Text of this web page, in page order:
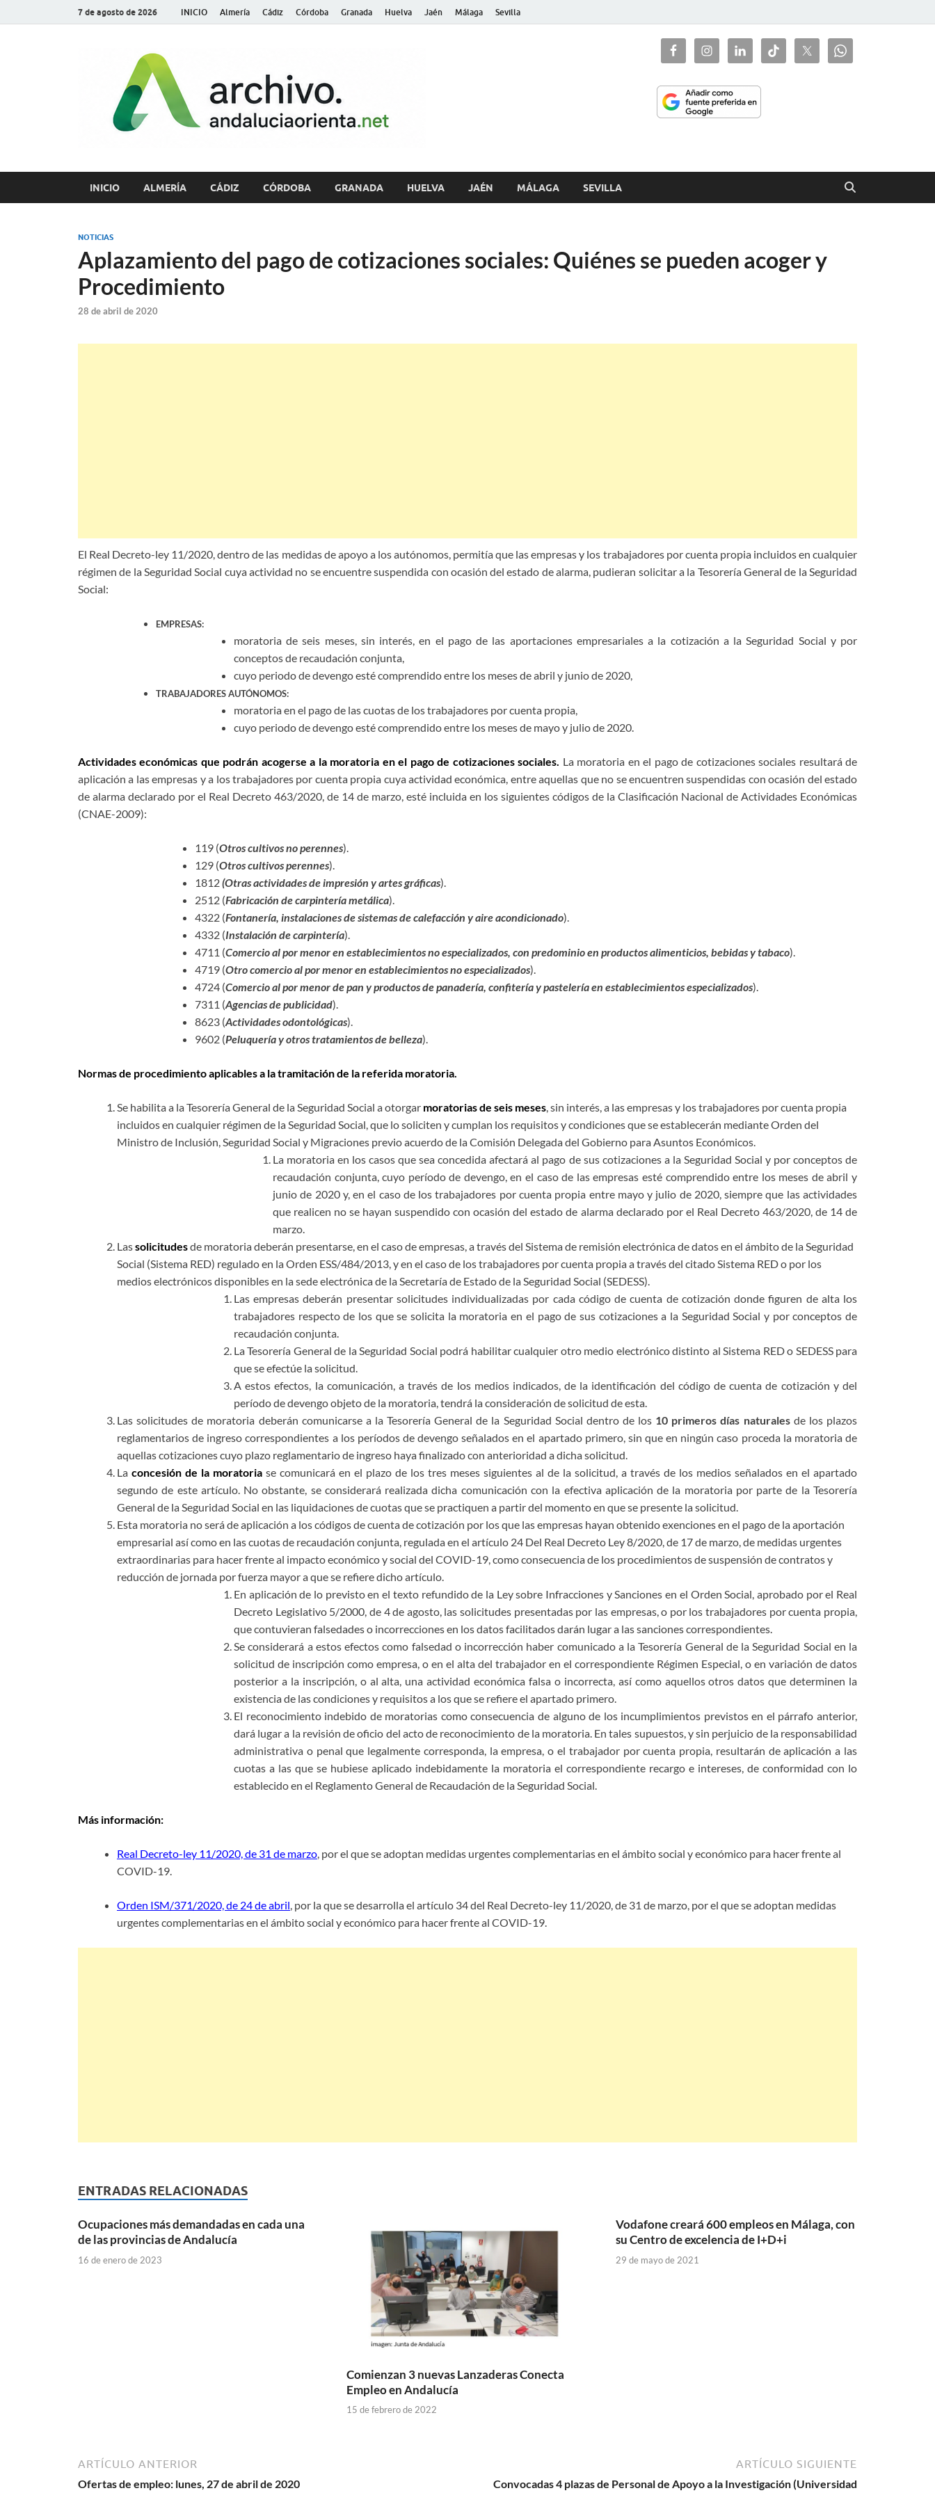
7 de agosto de 2026 INICIO Almería Cádiz Córdoba Granada Huelva Jaén Málaga Sevilla
archivo.andaluciaorienta
INICIO ALMERÍA CÁDIZ CÓRDOBA GRANADA HUELVA JAÉN MÁLAGA SEVILLA
NOTICIAS
Aplazamiento del pago de cotizaciones sociales: Quiénes se pueden acoger y
Procedimiento
28 de abril de 2020
El Real Decreto-ley 11/2020, dentro de las medidas de apoyo a los autónomos, permitía que las empresas y los trabajadores por cuenta propia incluidos en cualquier
régimen de la Seguridad Social cuya actividad no se encuentre suspendida con ocasión del estado de alarma, pudieran solicitar a la Tesorería General de la Seguridad
Social:
EMPRESAS:
moratoria de seis meses, sin interés, en el pago de las aportaciones empresariales a la cotización a la Seguridad Social y por
conceptos de recaudación conjunta,
cuyo periodo de devengo esté comprendido entre los meses de abril y junio de 2020,
TRABAJADORES AUTÓNOMOS:
moratoria en el pago de las cuotas de los trabajadores por cuenta propia,
cuyo periodo de devengo esté comprendido entre los meses de mayo y julio de 2020.
Actividades económicas que podrán acogerse a la moratoria en el pago de cotizaciones sociales. La moratoria en el pago de cotizaciones sociales resultará de
aplicación a las empresas y a los trabajadores por cuenta propia cuya actividad económica, entre aquellas que no se encuentren suspendidas con ocasión del estado
de alarma declarado por el Real Decreto 463/2020, de 14 de marzo, esté incluida en los siguientes códigos de la Clasificación Nacional de Actividades Económicas
(CNAE-2009):
119 (Otros cultivos no perennes).
129 (Otros cultivos perennes).
1812(Otras actividades de impresión y artes gráficas).
2512 (Fabricación de carpintería metálica).
4322 (Fontanería, instalaciones de sistemas de calefacción y aire acondicionado).
4332 (Instalación de carpintería).
4711 (Comercio al por menor en establecimientos no especializados, con predominio en productos alimenticios, bebidas y tabaco).
4719 (Otro comercio al por menor en establecimientos no especializados).
4724 (Comercio al por menor de pan y productos de panadería, confitería y pastelería en establecimientos especializados).
7311 (Agencias de publicidad).
8623 (Actividades odontológicas).
9602 (Peluquería y otros tratamientos de belleza).
Normas de procedimiento aplicables a la tramitación de la referida moratoria.
Se habilita a la Tesorería General de la Seguridad Social a otorgar moratorias de seis meses, sin interés, a las empresas y los trabajadores por cuenta propia
incluidos en cualquier régimen de la Seguridad Social, que lo soliciten y cumplan los requisitos y condiciones que se establecerán mediante Orden del
Ministro de Inclusión, Seguridad Social y Migraciones previo acuerdo de la Comisión Delegada del Gobierno para Asuntos Económicos.
La moratoria en los casos que sea concedida afectará al pago de sus cotizaciones a la Seguridad Social y por conceptos de
recaudación conjunta, cuyo período de devengo, en el caso de las empresas esté comprendido entre los meses de abril y
junio de 2020 y, en el caso de los trabajadores por cuenta propia entre mayo y julio de 2020, siempre que las actividades
que realicen no se hayan suspendido con ocasión del estado de alarma declarado por el Real Decreto 463/2020, de 14 de
marzo.
Lassolicitudesde moratoria deberán presentarse, en el caso de empresas, a través del Sistema de remisión electrónica de datos en el ámbito de la Seguridad
Social (Sistema RED) regulado en la Orden ESS/484/2013, y en el caso de los trabajadores por cuenta propia a través del citado Sistema RED o por los
medios electrónicos disponibles en la sede electrónica de la Secretaría de Estado de la Seguridad Social (SEDESS).
Las empresas deberán presentar solicitudes individualizadas por cada código de cuenta de cotización donde figuren de alta los
trabajadores respecto de los que se solicita la moratoria en el pago de sus cotizaciones a la Seguridad Social y por conceptos de
recaudación conjunta.
La Tesorería General de la Seguridad Social podrá habilitar cualquier otro medio electrónico distinto al Sistema RED o SEDESS para
que se efectúe la solicitud.
A estos efectos, la comunicación, a través de los medios indicados, de la identificación del código de cuenta de cotización y del
período de devengo objeto de la moratoria, tendrá la consideración de solicitud de esta.
Las solicitudes de moratoria deberán comunicarse a la Tesorería General de la Seguridad Social dentro de los 10 primeros días naturalesde los plazos
reglamentarios de ingreso correspondientes a los períodos de devengo señalados en el apartado primero, sin que en ningún caso proceda la moratoria de
aquellas cotizaciones cuyo plazo reglamentario de ingreso haya finalizado con anterioridad a dicha solicitud.
La concesión de la moratoria se comunicará en el plazo de los tres meses siguientes al de la solicitud, a través de los medios señalados en el apartado
segundo de este artículo. No obstante, se considerará realizada dicha comunicación con la efectiva aplicación de la moratoria por parte de la Tesorería
General de la Seguridad Social en las liquidaciones de cuotas que se practiquen a partir del momento en que se presente la solicitud.
Esta moratoria no será de aplicación a los códigos de cuenta de cotización por los que las empresas hayan obtenido exenciones en el pago de la aportación
empresarial así como en las cuotas de recaudación conjunta, regulada en el artículo 24 Del Real Decreto Ley 8/2020, de 17 de marzo, de medidas urgentes
extraordinarias para hacer frente al impacto económico y social del COVID-19, como consecuencia de los procedimientos de suspensión de contratos y
reducción de jornada por fuerza mayor a que se refiere dicho artículo.
En aplicación de lo previsto en el texto refundido de la Ley sobre Infracciones y Sanciones en el Orden Social, aprobado por el Real
Decreto Legislativo 5/2000, de 4 de agosto, las solicitudes presentadas por las empresas, o por los trabajadores por cuenta propia,
que contuvieran falsedades o incorrecciones en los datos facilitados darán lugar a las sanciones correspondientes.
Se considerará a estos efectos como falsedad o incorrección haber comunicado a la Tesorería General de la Seguridad Social en la
solicitud de inscripción como empresa, o en el alta del trabajador en el correspondiente Régimen Especial, o en variación de datos
posterior a la inscripción, o al alta, una actividad económica falsa o incorrecta, así como aquellos otros datos que determinen la
existencia de las condiciones y requisitos a los que se refiere el apartado primero.
El reconocimiento indebido de moratorias como consecuencia de alguno de los incumplimientos previstos en el párrafo anterior,
dará lugar a la revisión de oficio del acto de reconocimiento de la moratoria. En tales supuestos, y sin perjuicio de la responsabilidad
administrativa o penal que legalmente corresponda, la empresa, o el trabajador por cuenta propia, resultarán de aplicación a las
cuotas a las que se hubiese aplicado indebidamente la moratoria el correspondiente recargo e intereses, de conformidad con lo
establecido en el Reglamento General de Recaudación de la Seguridad Social.
Más información:
Real Decreto-ley 11/2020, de 31 de marzo, por el que se adoptan medidas urgentes complementarias en el ámbito social y económico para hacer frente al
COVID-19.
Orden ISM/371/2020, de 24 de abril, por la que se desarrolla el artículo 34 del Real Decreto-ley 11/2020, de 31 de marzo, por el que se adoptan medidas
urgentes complementarias en el ámbito social y económico para hacer frente al COVID-19.
ENTRADAS RELACIONADAS
Ocupaciones más demandadas en cada una
de las provincias de Andalucía
16 de enero de 2023
Comienzan 3 nuevas Lanzaderas Conecta
Empleo en Andalucía
15 de febrero de 2022
Vodafone creará 600 empleos en Málaga, con
su Centro de excelencia de I+D+i
29 de mayo de 2021
ARTÍCULO ANTERIOR
Ofertas de empleo: lunes, 27 de abril de 2020
ARTÍCULO SIGUIENTE
Convocadas 4 plazas de Personal de Apoyo a la Investigación (Universidad